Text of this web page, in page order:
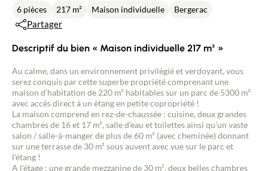
6 pièces 217 m² Maison individuelle Bergerac
Partager
Descriptif du bien « Maison individuelle 217 m² »
Au calme, dans un environnement privilégié et verdoyant, vous
serez conquis par cette superbe propriété comprenant une
maison d'habitation de 220 m² habitables sur un parc de 5300 m²
avec accès direct à un étang en petite copropriété !
La maison comprend en rez-de-chaussée : cuisine, deux grandes
chambres de 16 et 17 m², salle d'eau et toilettes ainsi qu'un vaste
salon / salle-à-manger de plus de 60 m² (avec cheminée) donnant
sur une terrasse de 30 m² sous auvent avec vue sur le parc et
l'étang !
A l'étage : une grande mezzanine de 30 m², deux belles chambres